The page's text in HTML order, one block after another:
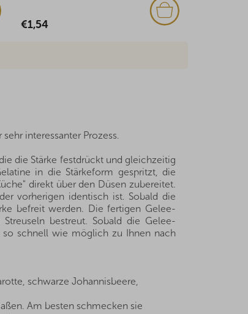
€6,16
interessanter Prozess.
die Stärke festdrückt und gleichzeitig
in die Stärkeform gespritzt, die
direkt über den Düsen zubereitet.
vorherigen identisch ist. Sobald die
befreit werden. Die fertigen Gelee-
bestreut. Sobald die Gelee-
so schnell wie möglich zu Ihnen nach
schwarze Johannisbeere,
Am besten schmecken sie